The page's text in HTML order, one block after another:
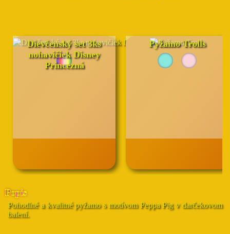
Dievčenský set 3ks
nohavičiek Disney
Princezná
Pyžamo Trolls
Popis
Pohodlné a kvalitné pyžamo s motívom Peppa Pig v darčekovom
balení.